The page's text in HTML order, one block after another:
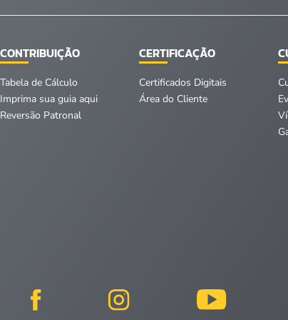
CONTRIBUIÇÃO
Tabela de Cálculo
Imprima sua guia aqui
Reversão Patronal
CERTIFICAÇÃO
Certificados Digitais
Área do Cliente